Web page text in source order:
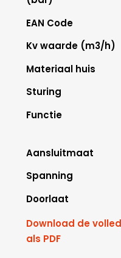
EAN Code
Kv waarde (m3/h)
Materiaal huis
Sturing
Functie
Aansluitmaat
Spanning
Doorlaat
Download de
als PDF